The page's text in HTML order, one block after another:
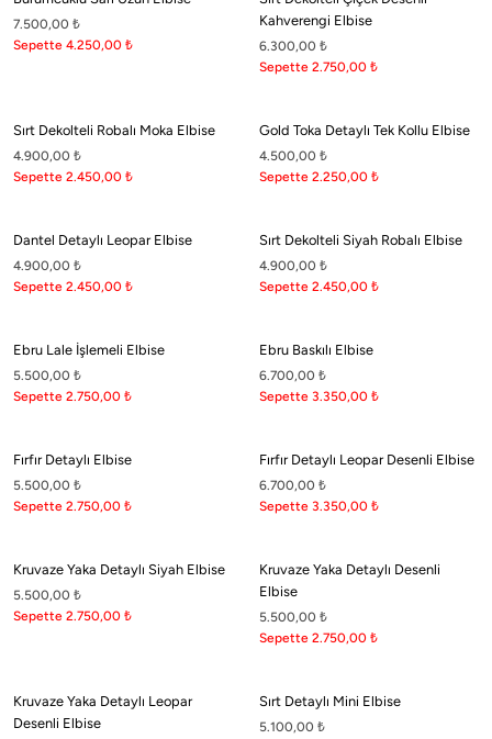
7.500,00 ₺
Sepette 4.250,00 ₺
Kahverengi Elbise
6.300,00 ₺
Sepette 2.750,00 ₺
Sırt Dekolteli Robalı Moka Elbise
4.900,00 ₺
Sepette 2.450,00 ₺
Gold Toka Detaylı Tek Kollu Elbise
4.500,00 ₺
Sepette 2.250,00 ₺
Dantel Detaylı Leopar Elbise
4.900,00 ₺
Sepette 2.450,00 ₺
Sırt Dekolteli Siyah Robalı Elbise
4.900,00 ₺
Sepette 2.450,00 ₺
Ebru Lale İşlemeli Elbise
5.500,00 ₺
Sepette 2.750,00 ₺
Ebru Baskılı Elbise
6.700,00 ₺
Sepette 3.350,00 ₺
Fırfır Detaylı Elbise
5.500,00 ₺
Sepette 2.750,00 ₺
Fırfır Detaylı Leopar Desenli Elbise
6.700,00 ₺
Sepette 3.350,00 ₺
Kruvaze Yaka Detaylı Siyah Elbise
5.500,00 ₺
Sepette 2.750,00 ₺
Kruvaze Yaka Detaylı Desenli
Elbise
5.500,00 ₺
Sepette 2.750,00 ₺
Kruvaze Yaka Detaylı Leopar
Desenli Elbise
Sırt Detaylı Mini Elbise
5.100,00 ₺